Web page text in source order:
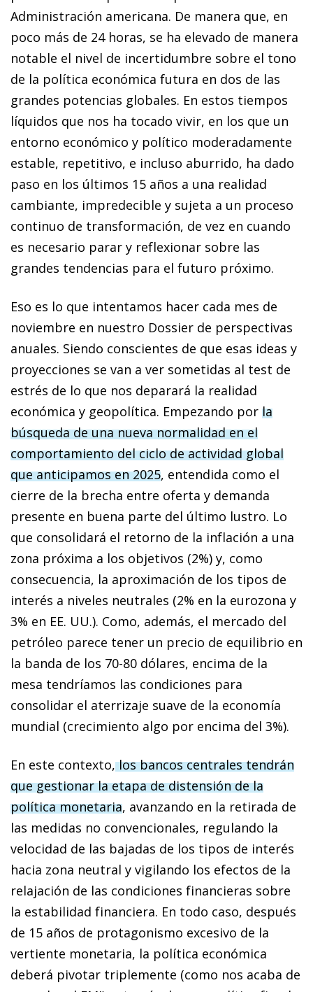
Administración americana. De manera que, en
poco más de 24 horas, se ha elevado de manera
notable el nivel de incertidumbre sobre el tono
de la política económica futura en dos de las
grandes potencias globales. En estos tiempos
líquidos que nos ha tocado vivir, en los que un
entorno económico y político moderadamente
estable, repetitivo, e incluso aburrido, ha dado
paso en los últimos 15 años a una realidad
cambiante, impredecible y sujeta a un proceso
continuo de transformación, de vez en cuando
es necesario parar y reflexionar sobre las
grandes tendencias para el futuro próximo.
Eso es lo que intentamos hacer cada mes de
noviembre en nuestro Dossier de perspectivas
anuales. Siendo conscientes de que esas ideas y
proyecciones se van a ver sometidas al test de
estrés de lo que nos deparará la realidad
económica y geopolítica. Empezando por la
búsqueda de una nueva normalidad en el
comportamiento del ciclo de actividad global
que anticipamos en 2025, entendida como el
cierre de la brecha entre oferta y demanda
presente en buena parte del último lustro. Lo
que consolidará el retorno de la inflación a una
zona próxima a los objetivos (2%) y, como
consecuencia, la aproximación de los tipos de
interés a niveles neutrales (2% en la eurozona y
3% en EE. UU.). Como, además, el mercado del
petróleo parece tener un precio de equilibrio en
la banda de los 70-80 dólares, encima de la
mesa tendríamos las condiciones para
consolidar el aterrizaje suave de la economía
mundial (crecimiento algo por encima del 3%).
En este contexto,los bancos centrales tendrán
que gestionar la etapa de distensión de la
política monetaria, avanzando en la retirada de
las medidas no convencionales, regulando la
velocidad de las bajadas de los tipos de interés
hacia zona neutral y vigilando los efectos de la
relajación de las condiciones financieras sobre
la estabilidad financiera. En todo caso, después
de 15 años de protagonismo excesivo de la
vertiente monetaria, la política económica
deberá pivotar triplemente (como nos acaba de